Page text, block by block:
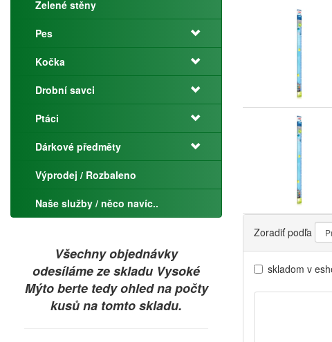
Zelené stěny
Pes
Kočka
Drobní savci
Ptáci
Dárkové předměty
Výprodej / Rozbaleno
Naše služby / něco navíc..
Všechny objednávky
odesíláme ze skladu Vysoké
Mýto berte tedy ohled na počty
kusů na tomto skladu.
Zoradiť podľa
skladom v